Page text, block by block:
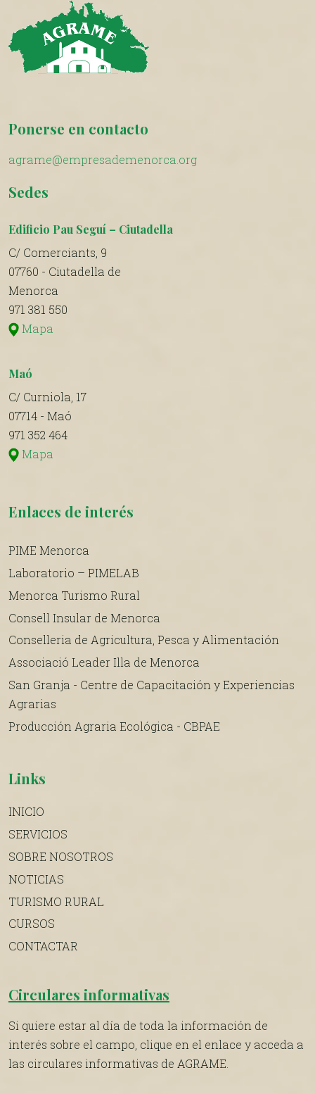
Ponerse en contacto
agrame@empresademenorca.org
Sedes
Edificio Pau Seguí – Ciutadella
C/ Comerciants, 9
07760 - Ciutadella de
Menorca
971 381 550
Mapa
Maó
C/ Curniola, 17
07714 - Maó
971 352 464
Mapa
Enlaces de interés
PIME Menorca
Laboratorio – PIMELAB
Menorca Turismo Rural
Consell Insular de Menorca
Conselleria de Agricultura, Pesca y Alimentación
Associació Leader Illa de Menorca
San Granja - Centre de Capacitación y Experiencias
Agrarias
Producción Agraria Ecológica - CBPAE
Links
INICIO
SERVICIOS
SOBRE NOSOTROS
NOTICIAS
TURISMO RURAL
CURSOS
CONTACTAR
Circulares informativas
Si quiere estar al día de toda la información de
interés sobre el campo, clique en el enlace y acceda a
las circulares informativas de AGRAME.